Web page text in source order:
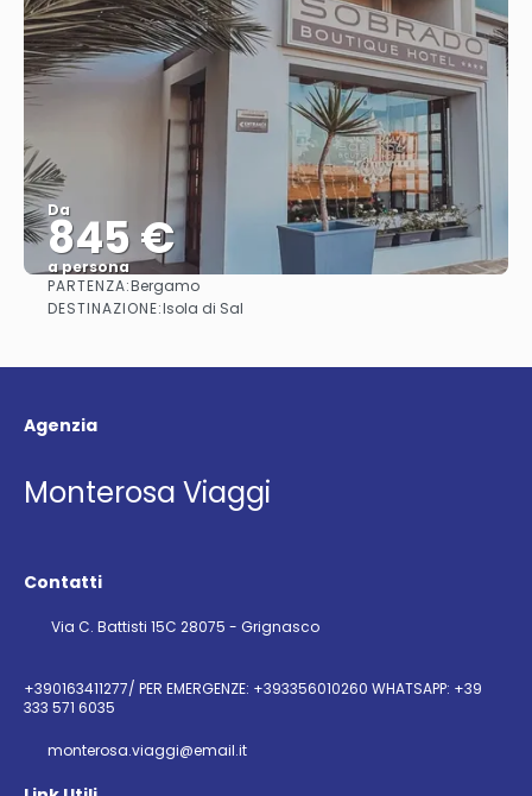
Da
845 €
a persona
Vedere
PARTENZA:Bergamo
DESTINAZIONE:Isola di Sal
Agenzia
Monterosa Viaggi
Contatti
Via C. Battisti 15C 28075 - Grignasco
+390163411277/ PER EMERGENZE: +393356010260 WHATSAPP: +39
333 571 6035
monterosa.viaggi@email.it